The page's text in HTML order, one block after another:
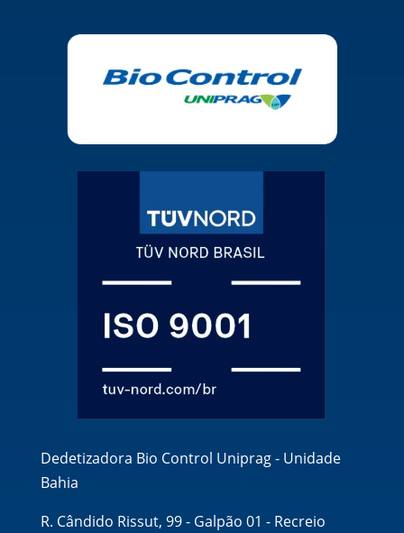
Dedetizadora Bio Control Uniprag - Unidade
Bahia
R. Cândido Rissut, 99 - Galpão 01 - Recreio